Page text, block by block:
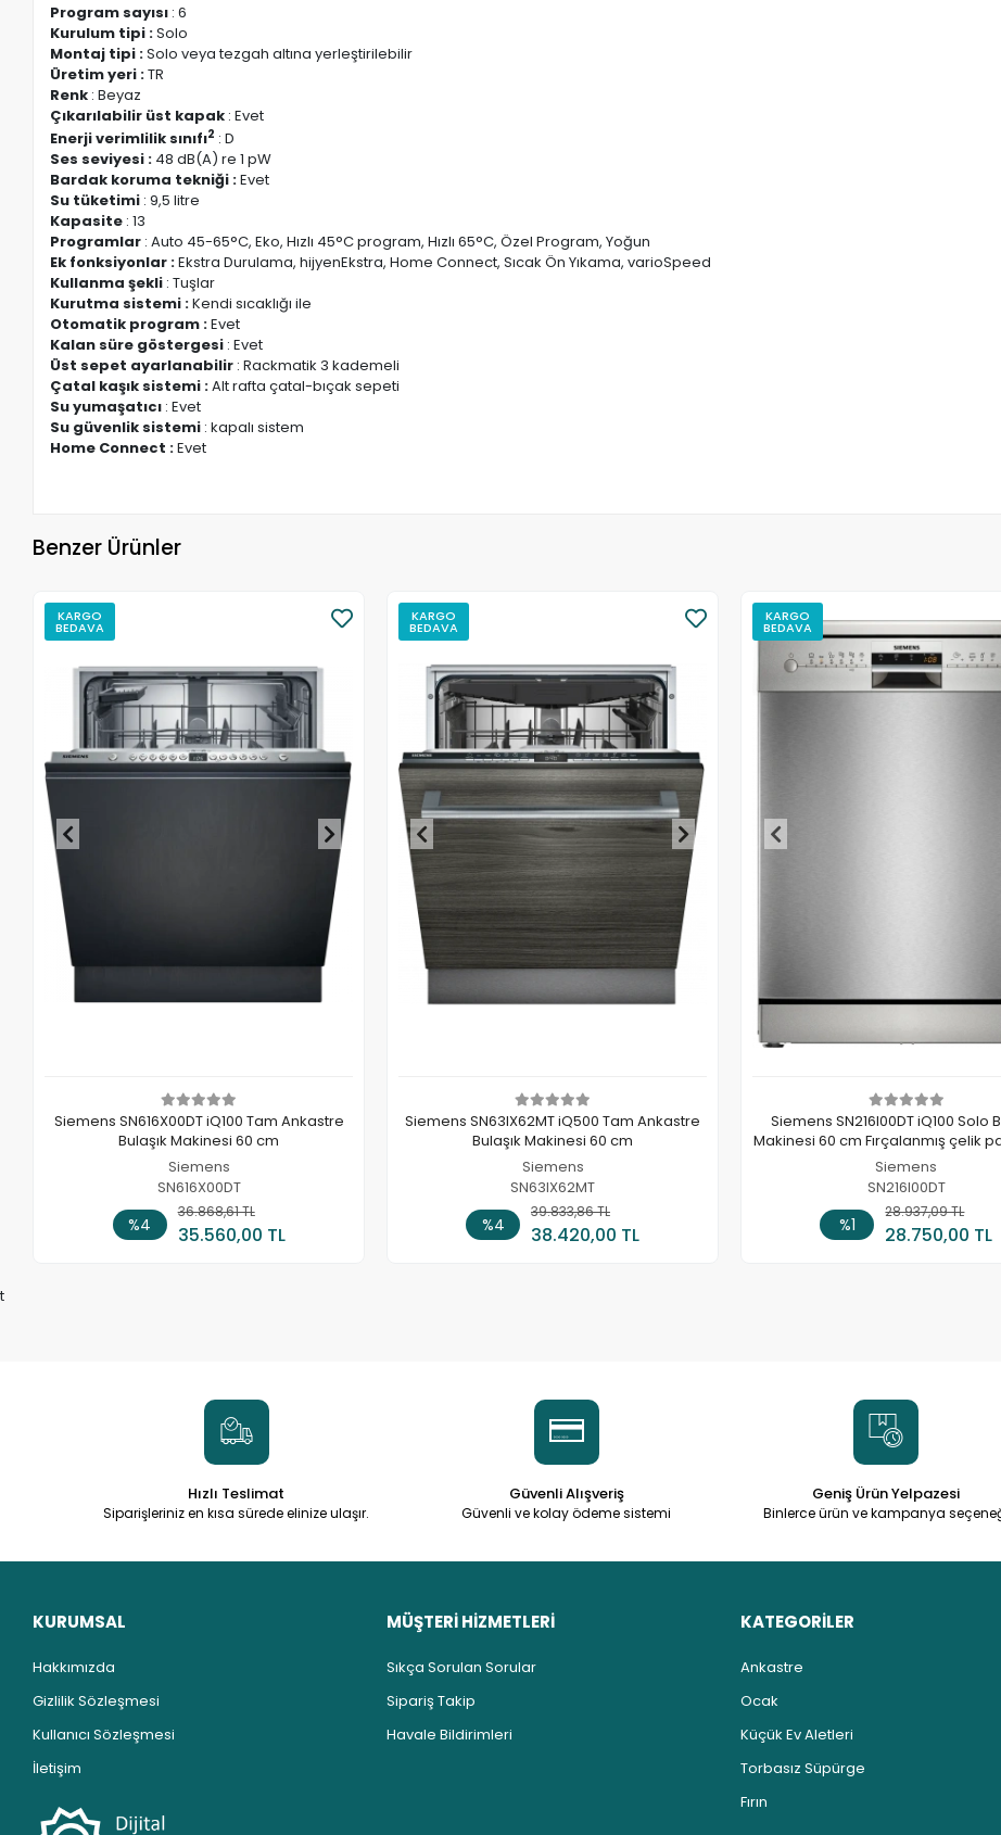
Program sayısı : 6
Kurulum tipi :Solo
Montaj tipi :Solo veya tezgah altına yerleştirilebilir
Üretim yeri :TR
Renk : Beyaz
Çıkarılabilir üst kapak : Evet
Enerji verimlilik sınıfı2 : D
Ses seviyesi : 48 dB(A) re 1 pW
Bardak koruma tekniği :Evet
Su tüketimi : 9,5 litre
Kapasite : 13
Programlar : Auto 45-65°C, Eko, Hızlı 45°C program, Hızlı 65°C, Özel Program, Yoğun
Ek fonksiyonlar :Ekstra Durulama, hijyenEkstra, Home Connect, Sıcak Ön Yıkama, varioSpeed
Kullanma şekli : Tuşlar
Kurutma sistemi :Kendi sıcaklığı ile
Otomatik program :Evet
Kalan süre göstergesi : Evet
Üst sepet ayarlanabilir : Rackmatik 3 kademeli
Çatal kaşık sistemi :Alt rafta çatal-bıçak sepeti
Su yumaşatıcı : Evet
Su güvenlik sistemi : kapalı sistem
Home Connect :Evet
Benzer Ürünler
KARGO
BEDAVA
Siemens SN616X00DT iQ100 Tam Ankastre
Bulaşık Makinesi 60 cm
Siemens
SN616X00DT
%4
36.868,61 TL
35.560,00 TL
Sepete Ekle
KARGO
BEDAVA
Siemens SN63IX62MT iQ500 Tam Ankastre
Bulaşık Makinesi 60 cm
Siemens
SN63IX62MT
%4
39.833,86 TL
38.420,00 TL
Sepete Ekle
KARGO
BEDAVA
Siemens SN216I00DT iQ100 Solo
Makinesi 60 cm Fırçalanmış çelik
tutmaz
Siemens
SN216I00DT
%1
28.937,09 TL
28.750,00 TL
Sepete Ekle
t
Hızlı Teslimat
Siparişleriniz en kısa sürede elinize ulaşır.
Güvenli Alışveriş
Güvenli ve kolay ödeme sistemi
Geniş Ürün Yelpazesi
Binlerce ürün ve kampanya
KURUMSAL
Hakkımızda
Gizlilik Sözleşmesi
Kullanıcı Sözleşmesi
İletişim
MÜŞTERİ HİZMETLERİ
Sıkça Sorulan Sorular
Sipariş Takip
Havale Bildirimleri
KATEGORİLER
Ankastre
Ocak
Küçük Ev Aletleri
Torbasız Süpürge
Fırın